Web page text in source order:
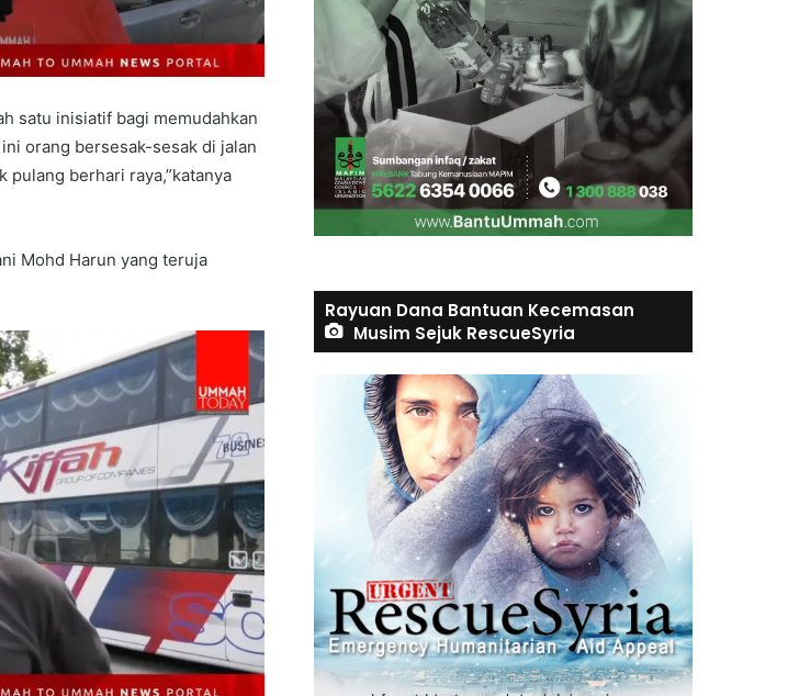
satu inisiatif bagi memudahkan
orang bersesak-sesak di jalan
pulang berhari raya,”katanya
Mohd Harun yang teruja
Rayuan Dana Bantuan Kecemasan
Musim Sejuk RescueSyria